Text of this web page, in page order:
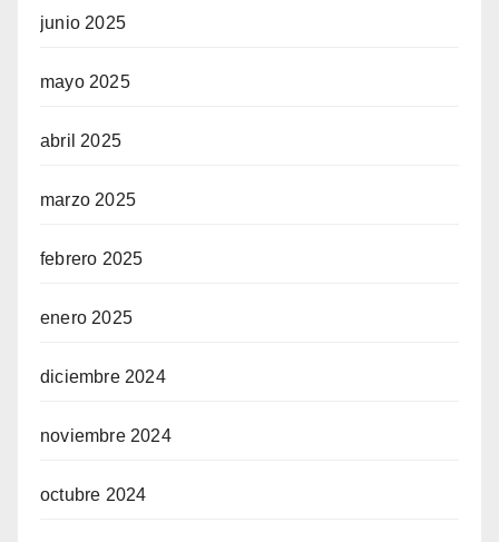
junio 2025
mayo 2025
abril 2025
marzo 2025
febrero 2025
enero 2025
diciembre 2024
noviembre 2024
octubre 2024